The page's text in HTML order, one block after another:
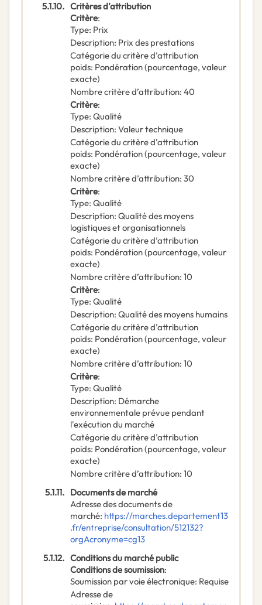
5.1.10. Critères d’attribution
Critère:
Type: Prix
Description: Prix des prestations
Catégorie du critère d’attribution
poids: Pondération (pourcentage, valeur
exacte)
Nombre critère d’attribution: 40
Critère:
Type: Qualité
Description: Valeur technique
Catégorie du critère d’attribution
poids: Pondération (pourcentage, valeur
exacte)
Nombre critère d’attribution: 30
Critère:
Type: Qualité
Description: Qualité des moyens
logistiques et organisationnels
Catégorie du critère d’attribution
poids: Pondération (pourcentage, valeur
exacte)
Nombre critère d’attribution: 10
Critère:
Type: Qualité
Description: Qualité des moyens humains
Catégorie du critère d’attribution
poids: Pondération (pourcentage, valeur
exacte)
Nombre critère d’attribution: 10
Critère:
Type: Qualité
Description: Démarche
environnementale prévue pendant
l'exécution du marché
Catégorie du critère d’attribution
poids: Pondération (pourcentage, valeur
exacte)
Nombre critère d’attribution: 10
5.1.11. Documents de marché
Adresse des documents de
marché: https://marches.departement13
.fr/entreprise/consultation/512132?
orgAcronyme=cg13
5.1.12. Conditions du marché public
Conditions de soumission:
Soumission par voie électronique: Requise
Adresse de